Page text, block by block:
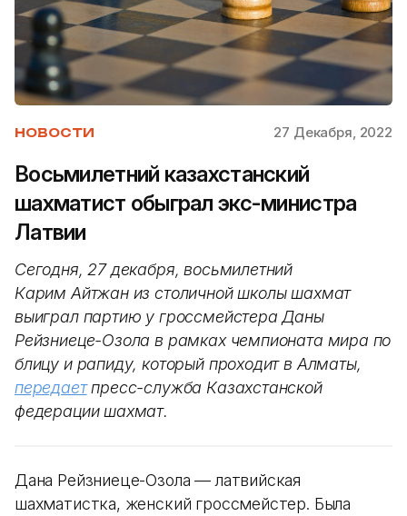
НОВОСТИ 27 Декабря, 2022
Восьмилетний казахстанский
шахматист обыграл экс-министра
Латвии
Сегодня, 27 декабря, восьмилетний
Карим Айтжан из столичной школы шахмат
выиграл партию у гроссмейстера Даны
Рейзниеце-Озола в рамках чемпионата мира по
блицу и рапиду, который проходит в Алматы,
передаетпресс-служба Казахстанской
федерации шахмат.
Дана Рейзниеце-Озола — латвийская
шахматистка, женский гроссмейстер. Была